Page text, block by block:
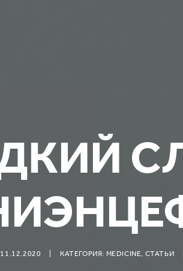
11.12.2020 КАТЕГОРИЯ: MEDICINE, СТАТЬИ